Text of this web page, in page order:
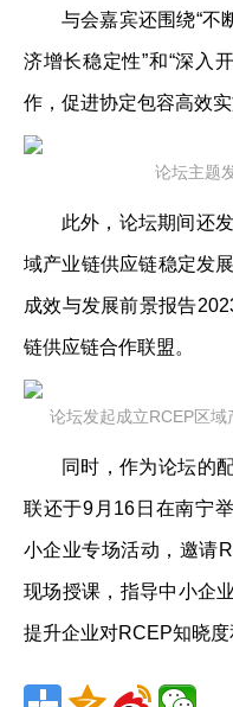
与会嘉宾还围绕“不
济增长稳定性”和“深入
作，促进协定包容高效实
论坛主题
此外，论坛期间还
域产业链供应链稳定发
成效与发展前景报告
链供应链合作联盟。
论坛发起成立RCEP区
同时，作为论坛的
联还于9月16日在南宁
小企业专场活动，邀请
现场授课，指导中小企
提升企业对RCEP知晓度